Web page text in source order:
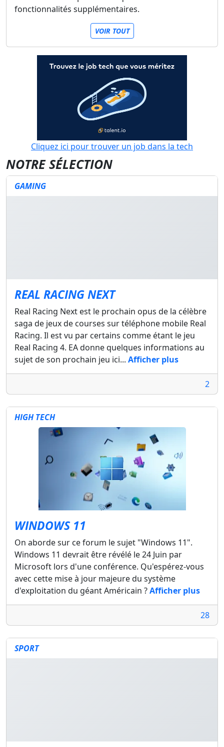
fonctionnalités supplémentaires.
VOIR TOUT
Cliquez ici pour trouver un job dans la tech
NOTRE SÉLECTION
GAMING
REAL RACING NEXT
Real Racing Next est le prochain opus de la célèbre
saga de jeux de courses sur téléphone mobile Real
Racing. Il est vu par certains comme étant le jeu
Real Racing 4. EA donne quelques informations au
sujet de son prochain jeu ici... Afficher plus
2
HIGH TECH
WINDOWS 11
On aborde sur ce forum le sujet "Windows 11".
Windows 11 devrait être révélé le 24 Juin par
Microsoft lors d'une conférence. Qu'espérez-vous
avec cette mise à jour majeure du système
d'exploitation du géant Américain ?Afficher plus
28
SPORT